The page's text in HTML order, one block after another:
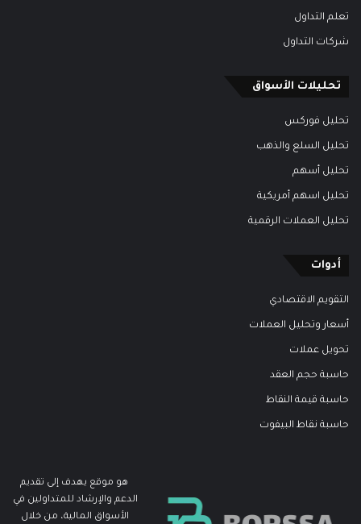
تعلم التداول
شركات التداول
تحليلات الأسواق
تحليل فوركس
تحليل السلع والذهب
تحليل أسهم
تحليل اسهم أمريكية
تحليل العملات الرقمية
أدوات
التقويم الاقتصادي
أسعار وتحليل العملات
تحويل عملات
حاسبة حجم العقد
حاسبة قيمة النقاط
حاسبة نقاط البيفوت
هو موقع يهدف إلى تقديم
الدعم والإرشاد للمتداولين في
الأسواق المالية، من خلال